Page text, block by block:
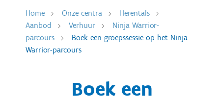
Home Onze centra
Herentals
Aanbod
Verhuur
Ninja Warrior-
parcours
Boek een groepssessie op het Ninja
Warrior-parcours
Boek een